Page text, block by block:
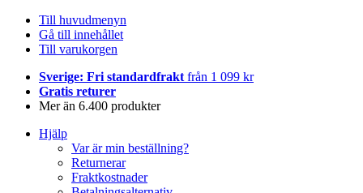
Till huvudmenyn
Gå till innehållet
Till varukorgen
Sverige: Fri standardfrakt från 1 099 kr
Gratis returer
Mer än 6.400 produkter
Hjälp
Var är min beställning?
Returnerar
Fraktkostnader